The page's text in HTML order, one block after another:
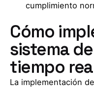
cumplimiento
Cómo
sistema
tiempo
La implementación